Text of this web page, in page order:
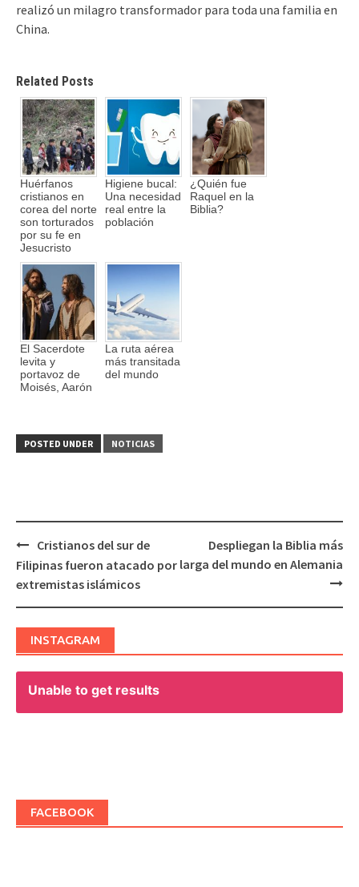
realizó un milagro transformador para toda una familia en
China.
Related Posts
Huérfanos
cristianos en
corea del norte
son torturados
por su fe en
Jesucristo
Higiene bucal:
Una necesidad
real entre la
población
¿Quién fue
Raquel en la
Biblia?
El Sacerdote
levita y
portavoz de
Moisés, Aarón
La ruta aérea
más transitada
del mundo
POSTED UNDER NOTICIAS
Post
navigation
Cristianos del sur de
Filipinas fueron atacado por
extremistas islámicos
Despliegan la Biblia más
larga del mundo en Alemania
INSTAGRAM
Unable to get results
FACEBOOK